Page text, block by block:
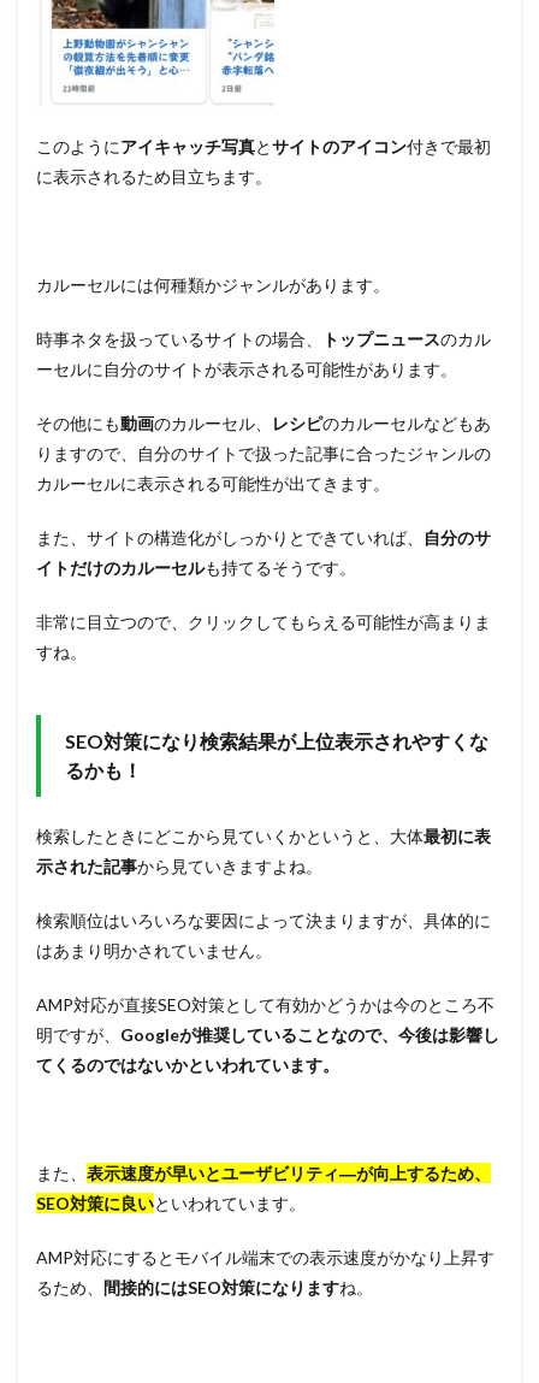
このようにアイキャッチ写真とサイトのアイコン付きで最初
に表示されるため目立ちます。
カルーセルには何種類かジャンルがあります。
時事ネタを扱っているサイトの場合、 トップニュースのカル
ーセルに自分のサイトが表示される可能性があります。
その他にも動画のカルーセル、 レシピのカルーセルなどもあ
りますので、自分のサイトで扱った記事に合ったジャンルの
カルーセルに表示される可能性が出てきます。
また、サイトの構造化がしっかりとできていれば、
自分のサ
イトだけのカルーセルも持てるそうです。
非常に目立つので、クリックしてもらえる可能性が高まりま
すね。
SEO対策になり検索結果が上位表示されやすくな
るかも！
検索したときにどこから見ていくかというと、大体最初に表
示された記事から見ていきますよね。
検索順位はいろいろな要因によって決まりますが、具体的に
はあまり明かされていません。
AMP対応が直接SEO対策として有効かどうかは今のところ不
明ですが、 Googleが推奨していることなので、今後は影響し
てくるのではないかといわれています。
また、 表示速度が早いとユーザビリティ―が向上するため、
SEO対策に良いといわれています。
AMP対応にするとモバイル端末での表示速度がかなり上昇す
るため、 間接的にはSEO対策になりますね。